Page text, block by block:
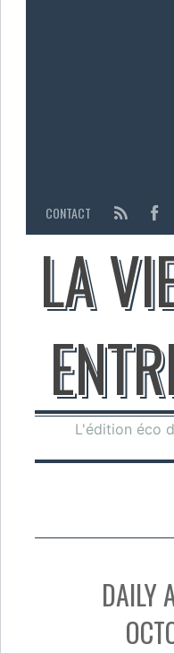
CONTACT
LA
L'édition éco
DAILY